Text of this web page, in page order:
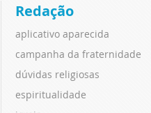
Redação
aplicativo aparecida
campanha da fraternidade
dúvidas religiosas
espiritualidade